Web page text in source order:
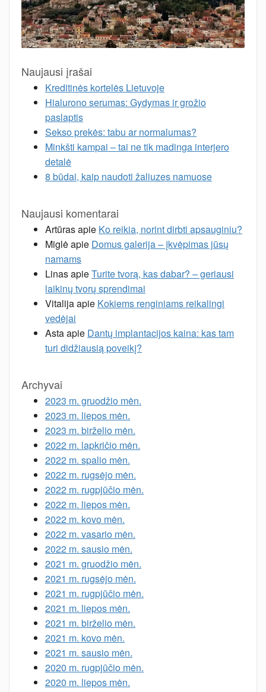
Naujausi įrašai
Kreditinės kortelės Lietuvoje
Hialurono serumas: Gydymas ir grožio
paslaptis
Sekso prekės: tabu ar normalumas?
Minkšti kampai – tai ne tik madinga interjero
detalė
8 būdai, kaip naudoti žaliuzes namuose
Naujausi komentarai
Artūrasapie Ko reikia, norint dirbti apsauginiu?
Miglėapie Domus galerija – įkvėpimas jūsų
namams
LinasapieTurite tvorą, kas dabar? – geriausi
laikinų tvorų sprendimai
Vitalijaapie Kokiems renginiams reikalingi
vedėjai
Astaapie Dantų implantacijos kaina: kas tam
turi didžiausią poveikį?
Archyvai
2023 m. gruodžio mėn.
2023 m. liepos mėn.
2023 m. birželio mėn.
2022 m. lapkričio mėn.
2022 m. spalio mėn.
2022 m. rugsėjo mėn.
2022 m. rugpjūčio mėn.
2022 m. liepos mėn.
2022 m. kovo mėn.
2022 m. vasario mėn.
2022 m. sausio mėn.
2021 m. gruodžio mėn.
2021 m. rugsėjo mėn.
2021 m. rugpjūčio mėn.
2021 m. liepos mėn.
2021 m. birželio mėn.
2021 m. kovo mėn.
2021 m. sausio mėn.
2020 m. rugpjūčio mėn.
2020 m. liepos mėn.